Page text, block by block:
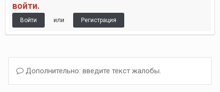
войти.
Войти или Регистрация
Дополнительно: введите текст жалобы.